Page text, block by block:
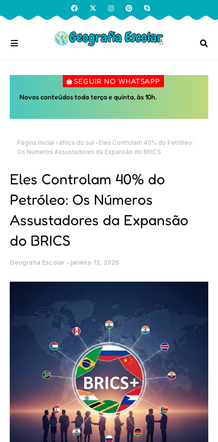
Novos conteúdos toda terça e quinta, às 10h.
SEGUIR NO WHATSAPP
Página inicial áfrica do sul
Eles Controlam 40% do Petróleo:
Os Números Assustadores da Expansão do BRICS
Eles Controlam 40% do
Petróleo: Os Números
Assustadores da Expansão
do BRICS
Geografia Escolar janeiro 13, 2026